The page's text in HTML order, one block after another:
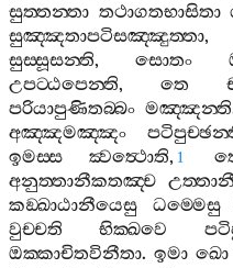
සුත‍්තන‍්තා තථාගතභාසිතා
සුඤ‍්ඤතාපටිසඤ‍්ඤුත‍්තා
සුස‍්සූසන‍්ති, සොතං
උපට‍්ඨපෙන‍්ති, තෙ
පරියාපුණිතබ‍්බං මඤ‍්ඤන‍්ති
අඤ‍්ඤමඤ‍්ඤං
ඉමස‍්ස
ක්‍වත්‍ථොති, 1
අනුත‍්තානීකතඤ‍්ච
කඞ‍්ඛාඨානීයෙසු
ධම‍්මෙසු
වුච‍්චති
භික‍්ඛවෙ
ඔක‍්කාචිතවිනීතා. ඉමා ඛො